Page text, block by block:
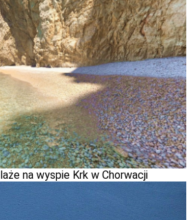
na wyspie Krk w Chorwacji